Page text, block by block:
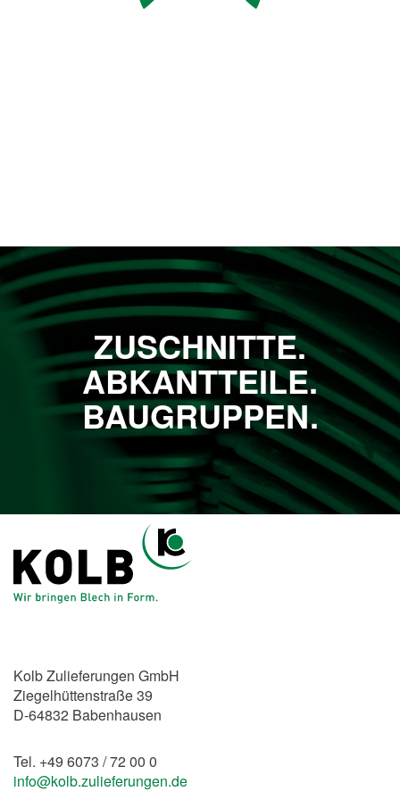
ZUSCHNITTE.
ABKANTTEILE.
BAUGRUPPEN.
Kolb Zulieferungen GmbH
Ziegelhüttenstraße 39
D-64832 Babenhausen
Tel. +49 6073 / 72 00 0
info@kolb.zulieferungen.de